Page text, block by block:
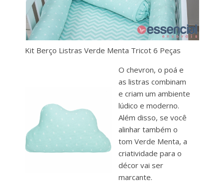
Kit Berço Listras Verde Menta Tricot 6 Peças
O chevron, o poá e
as listras combinam
e criam um ambiente
lúdico e moderno.
Além disso, se você
alinhar também o
tom Verde Menta, a
criatividade para o
décor vai ser
marcante.